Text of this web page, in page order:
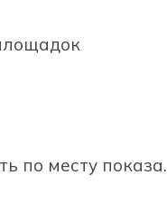
по месту показа.